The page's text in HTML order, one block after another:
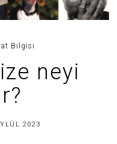
Bilgisi
neyi
2023